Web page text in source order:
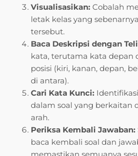
Visualisasikan: Cobalah
letak kelas yang
tersebut.
Baca Deskripsi dengan
kata, terutama kata depan
posisi (kiri, kanan, depan,
di antara).
Cari Kata Kunci:
dalam soal yang berkaitan
arah.
Periksa Kembali Jawaban:
baca kembali soal dan
memastikan semuanya